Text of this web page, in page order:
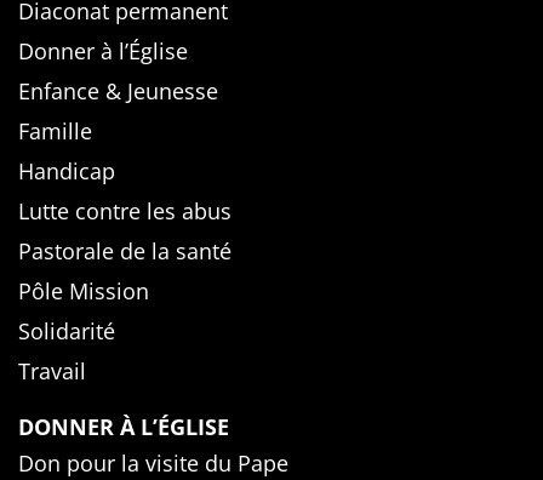
Diaconat permanent
Donner à l’Église
Enfance & Jeunesse
Famille
Handicap
Lutte contre les abus
Pastorale de la santé
Pôle Mission
Solidarité
Travail
DONNER À L’ÉGLISE
Don pour la visite du Pape